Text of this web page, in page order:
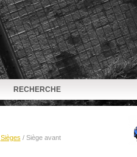
RECHERCHE
Sièges / Siège avant